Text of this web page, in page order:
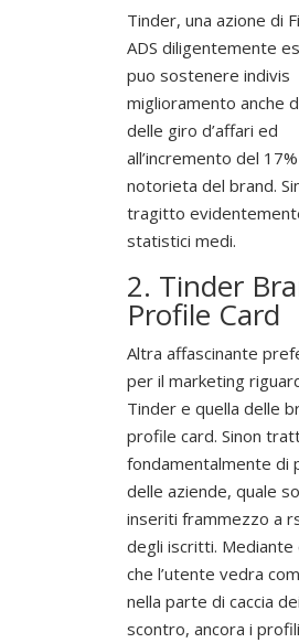
Tinder, una azione di
ADS diligentemente
puo sostenere indivis
miglioramento anche
delle giro d’affari ed
all’incremento del
notorieta del brand.
tragitto
statistici medi.
2. Tinder
Profile Card
Altra affascinante
per il marketing
Tinder e quella delle
profile card. Sinon
fondamentalmente di
delle aziende, quale
inseriti frammezzo a
degli iscritti.
che l’utente vedra
nella parte di caccia dei
scontro, ancora i profili